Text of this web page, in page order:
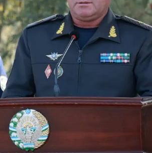
ilk manzilli ishlarini
ishonchli taʼminlash
general-polkovnik
tarkibining jangovar salohiyati,
ettirilmoqda. // Tizim
oyligi doirasidagi
tashkil etilganining 34 yilligi
O‘zbekiston Respublikasi
Qurolli Kuchlari
qahramonlarcha halok
gul qoʻyishib, ularning
34 yilligi hamda Vatan
to‘g‘risida”gi Farmoni / /
shahri Yunusobod
yirik markaziga aylanib